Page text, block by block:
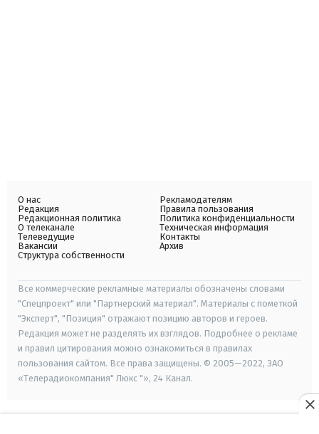
О нас
Редакция
Редакционная политика
О телеканале
Телеведущие
Вакансии
Структура собственности
Рекламодателям
Правила пользования
Политика конфиденциальности
Техническая информация
Контакты
Архив
Все коммерческие рекламные материалы обозначены словами
"Спецпроект" или "Партнерский материал". Материалы с пометкой
"Эксперт", "Позиция" отражают позицию авторов и героев.
Редакция может не разделять их взглядов. Подробнее о рекламе
и правил цитирования можно ознакомиться в правилах
пользования сайтом. Все права защищены. © 2005—2022, ЗАО
«Телерадиокомпания" Люкс "», 24 Канал.